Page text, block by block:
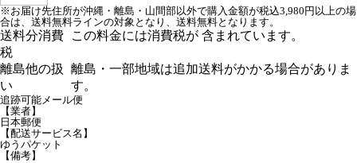
※お届け先住所が沖縄・離島・山間部以外で購入金額が税込3,980円以上の場
合は、送料無料ラインの対象となり、送料無料となります。
送料分消費
税
この料金には消費税が 含まれています。
離島他の扱
い
離島・一部地域は追加送料がかかる場合がありま
す。
追跡可能メール便
【業者】
日本郵便
【配送サービス名】
ゆうパケット
【備考】